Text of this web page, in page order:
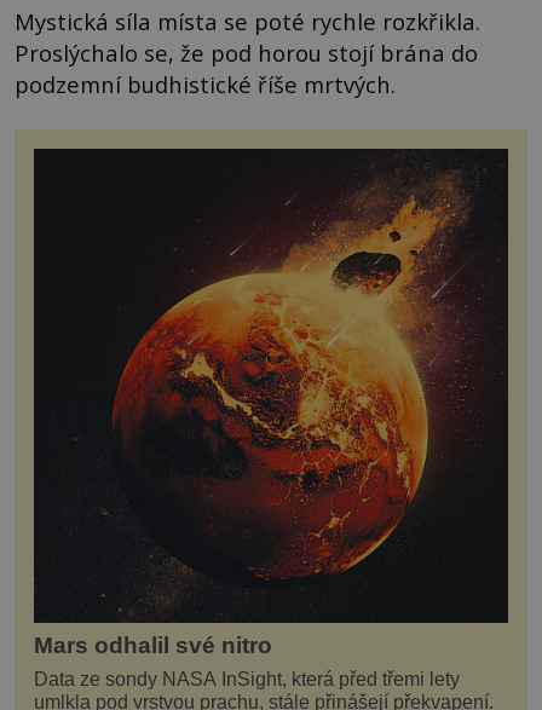
Mystická síla místa se poté rychle rozkřikla.
Proslýchalo se, že pod horou stojí brána do
podzemní budhistické říše mrtvých.
Mars odhalil své nitro
Data ze sondy NASA InSight, která před třemi lety
umlkla pod vrstvou prachu, stále přinášejí překvapení.